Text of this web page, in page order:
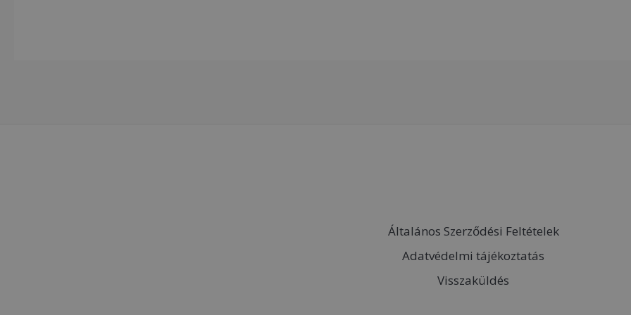
Általános Szerződési Feltételek
Adatvédelmi tájékoztatás
Visszaküldés